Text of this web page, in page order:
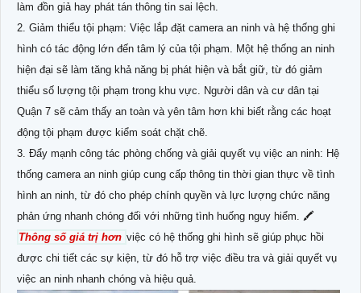
làm đồn giả hay phát tán thông tin sai lệch.
2. Giảm thiểu tội phạm: Việc lắp đặt camera an ninh và hệ thống ghi
hình có tác động lớn đến tâm lý của tội phạm. Một hệ thống an ninh
hiện đại sẽ làm tăng khả năng bị phát hiện và bắt giữ, từ đó giảm
thiểu số lượng tội phạm trong khu vực. Người dân và cư dân tại
Quận 7 sẽ cảm thấy an toàn và yên tâm hơn khi biết rằng các hoạt
động tội phạm được kiểm soát chặt chẽ.
3. Đẩy mạnh công tác phòng chống và giải quyết vụ việc an ninh: Hệ
thống camera an ninh giúp cung cấp thông tin thời gian thực về tình
hình an ninh, từ đó cho phép chính quyền và lực lượng chức năng
phản ứng nhanh chóng đối với những tình huống nguy hiểm. 🖍
Thông số giá trị hơn việc có hệ thống ghi hình sẽ giúp phục hồi
được chi tiết các sự kiện, từ đó hỗ trợ việc điều tra và giải quyết vụ
việc an ninh nhanh chóng và hiệu quả.